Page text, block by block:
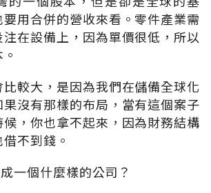
用合併的營收來看。零件產業需
在設備上，因為單價很低，所以
較大，是因為我們在儲備全球化
沒有那樣的布局，當有這個案子
候，你也拿不起來，因為財務結構
不到錢。
一個什麼樣的公司？